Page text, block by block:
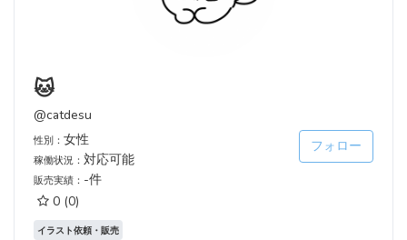
🐱
@catdesu
性別： 女性
稼働状況： 対応可能
販売実績： -件
0 (0)
フォロー
イラスト依頼・販売